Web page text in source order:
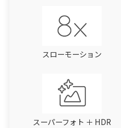
スローモーション
スーパーフォト ＋ HDR